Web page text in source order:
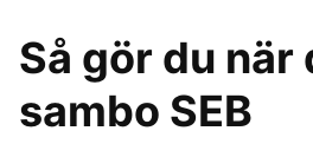
Så gör du när
sambo SEB